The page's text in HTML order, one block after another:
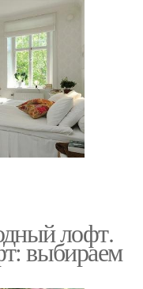
лофт.
выбираем